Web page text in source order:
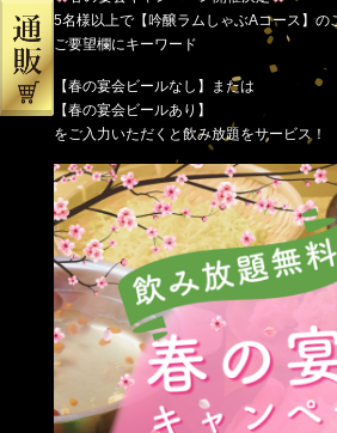
5名様以上で【吟醸ラムしゃぶAコース】
ご要望欄にキーワード
【春の宴会ビールなし】または
【春の宴会ビールあり】
をご入力いただくと飲み放題をサービス！